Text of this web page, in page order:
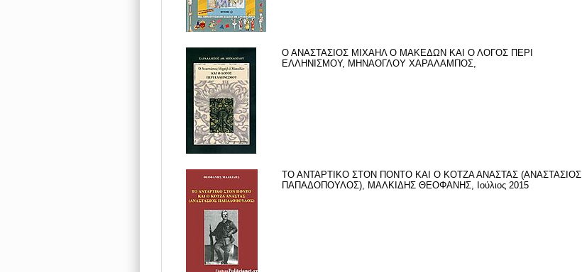
Ο ΑΝΑΣΤΑΣΙΟΣ ΜΙΧΑΗΛ Ο ΜΑΚΕΔΩΝ ΚΑΙ Ο ΛΟΓΟΣ ΠΕΡΙ
ΕΛΛΗΝΙΣΜΟΥ, ΜΗΝΑΟΓΛΟΥ ΧΑΡΑΛΑΜΠΟΣ,
ΤΟ ΑΝΤΑΡΤΙΚΟ ΣΤΟΝ ΠΟΝΤΟ ΚΑΙ Ο ΚΟΤΖΑ ΑΝΑΣΤΑΣ (ΑΝΑΣΤΑΣΙΟΣ
ΠΑΠΑΔΟΠΟΥΛΟΣ), ΜΑΛΚΙΔΗΣ ΘΕΟΦΑΝΗΣ, Ιούλιος 2015